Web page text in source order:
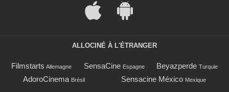
ALLOCINÉ À L'ÉTRANGER
Filmstarts Allemagne SensaCine Espagne Beyazperde Turquie
AdoroCinema Brésil Sensacine México Mexique